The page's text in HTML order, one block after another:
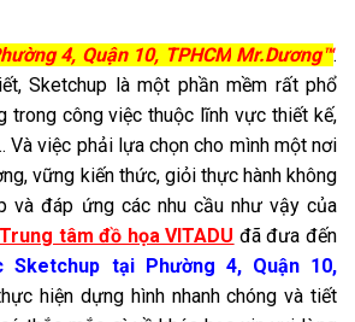
4, Quận 10, TPHCMMr.Dương™.
Sketchup là một phần mềm rất phổ
trong công việc thuộc lĩnh vực thiết kế,
Và việc phải lựa chọn cho mình một nơi
vững kiến thức, giỏi thực hành không
và đáp ứng các nhu cầu như vậy của
Trung tâm đồ họa VITADU đã đưa đến
Sketchup tại Phường 4, Quận 10,
hiện dựng hình nhanh chóng và tiết